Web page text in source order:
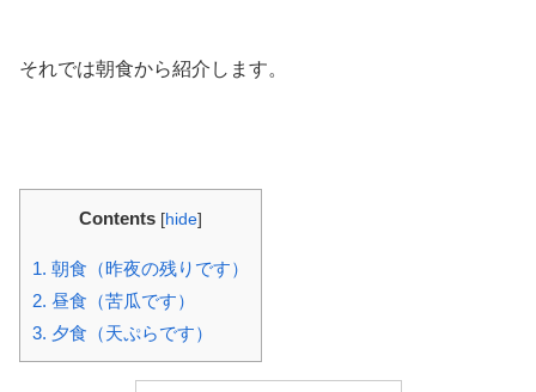
それでは朝食から紹介します。
Contents [hide]
1. 朝食（昨夜の残りです）
2. 昼食（苦瓜です）
3. 夕食（天ぷらです）